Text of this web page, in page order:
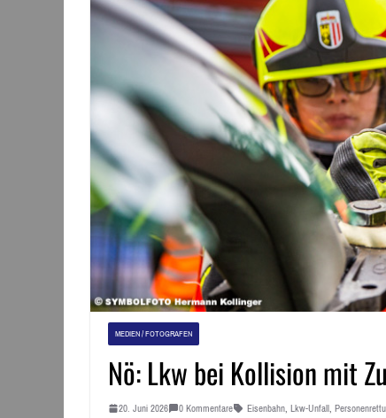
MEDIEN / FOTOGRAFEN
Nö: Lkw bei Kollision mit
20. Juni 2026 0 Kommentare Eisenbahn, Lkw-Unfall,